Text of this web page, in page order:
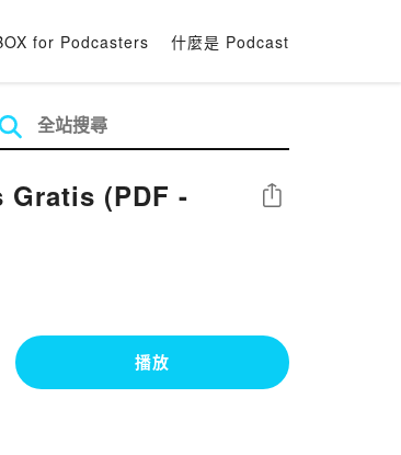
for Podcasters 什麼是 Podcast
Gratis (PDF -
分享
播放